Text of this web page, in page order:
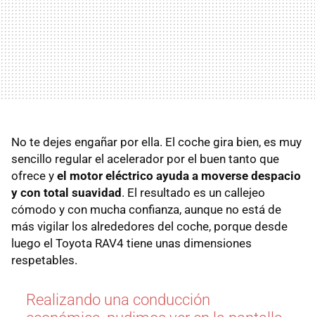
No te dejes engañar por ella. El coche gira bien, es muy
sencillo regular el acelerador por el buen tanto que
ofrece y el motor eléctrico ayuda a moverse despacio
y con total suavidad . El resultado es un callejeo
cómodo y con mucha confianza, aunque no está de
más vigilar los alrededores del coche, porque desde
luego el Toyota RAV4 tiene unas dimensiones
respetables.
Realizando una conducción